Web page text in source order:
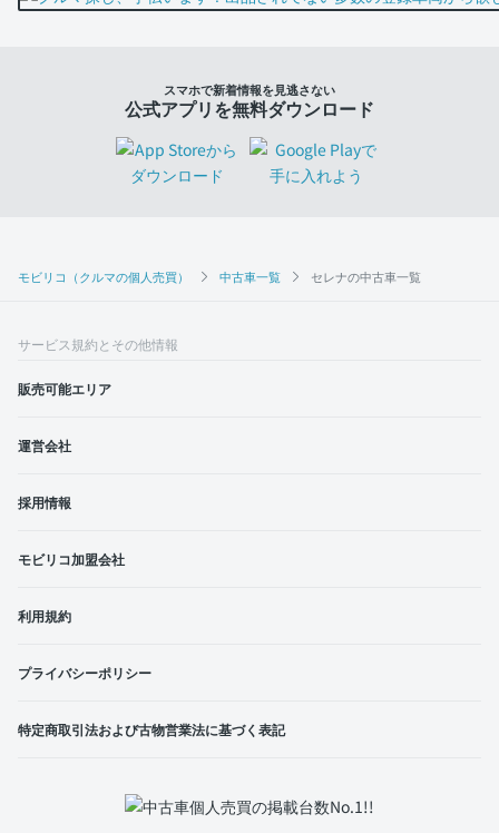
モビリコ（クルマの個人売買） 中古車一覧 セレナの中古車一覧
スマホで新着情報を見逃さない
公式アプリを無料ダウンロード
サービス規約とその他情報
販売可能エリア
運営会社
採用情報
モビリコ加盟会社
利用規約
プライバシーポリシー
特定商取引法および古物営業法に基づく表記